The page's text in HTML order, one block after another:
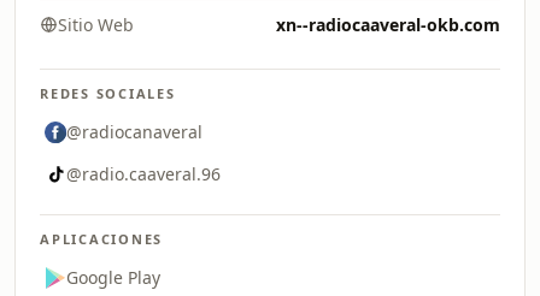
Sitio Web xn--radiocaaveral-okb.com
REDES SOCIALES
@radiocanaveral
@radio.caaveral.96
APLICACIONES
Google Play